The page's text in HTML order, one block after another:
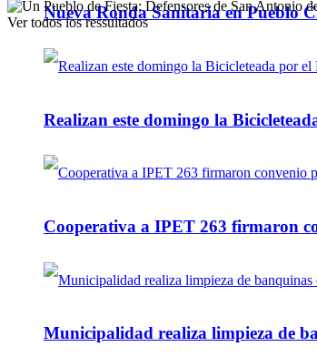
Nueva Ronda Sanitaria en Pueblo
Realizan este domingo la
Cooperativa a IPET 263 firmaron
Municipalidad realiza limpieza de
Ver todos los ressultados